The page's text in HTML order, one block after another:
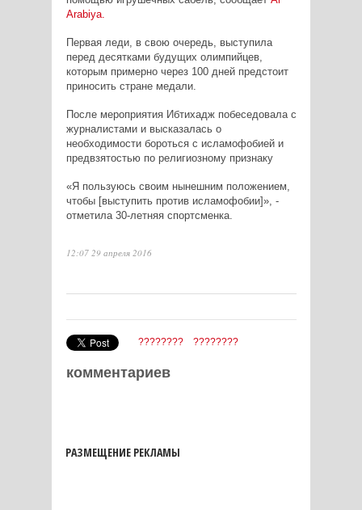
Arabiya.
Первая леди, в свою очередь, выступила
перед десятками будущих олимпийцев,
которым примерно через 100 дней предстоит
приносить стране медали.
После мероприятия Ибтихадж побеседовала с
журналистами и высказалась о
необходимости бороться с исламофобией и
предвзятостью по религиозному признаку
«Я пользуюсь своим нынешним положением,
чтобы [выступить против исламофобии]», -
отметила 30-летняя спортсменка.
12:07 29 апреля 2016
???????? ????????
комментариев
РАЗМЕЩЕНИЕ РЕКЛАМЫ